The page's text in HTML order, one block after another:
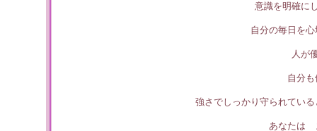
意識を明確に
自分の毎日を
人が
自分
強さでしっかり守られてい
あなたは